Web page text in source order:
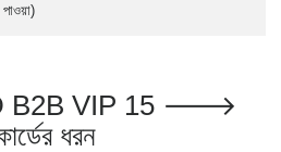
B2B VIP 15 🡒
ধরন